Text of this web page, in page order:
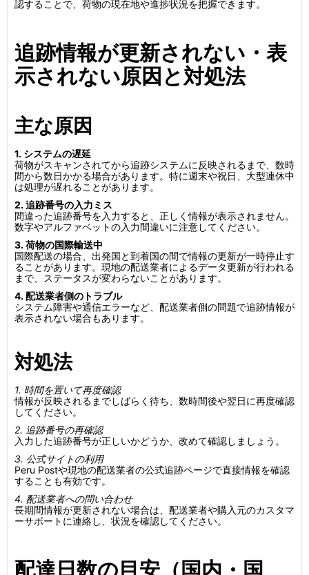
認することで、荷物の現在地や進捗状況を把握できます。
追跡情報が更新されない・表
示されない原因と対処法
主な原因
1. システムの遅延
荷物がスキャンされてから追跡システムに反映されるまで、数時
間から数日かかる場合があります。特に週末や祝日、大型連休中
は処理が遅れることがあります。
2. 追跡番号の入力ミス
間違った追跡番号を入力すると、正しく情報が表示されません。
数字やアルファベットの入力間違いに注意してください。
3. 荷物の国際輸送中
国際配送の場合、出発国と到着国の間で情報の更新が一時停止す
ることがあります。現地の配送業者によるデータ更新が行われる
まで、ステータスが変わらないことがあります。
4. 配送業者側のトラブル
システム障害や通信エラーなど、配送業者側の問題で追跡情報が
表示されない場合もあります。
対処法
1. 時間を置いて再度確認
情報が反映されるまでしばらく待ち、数時間後や翌日に再度確認
してください。
2. 追跡番号の再確認
入力した追跡番号が正しいかどうか、改めて確認しましょう。
3. 公式サイトの利用
Peru Postや現地の配送業者の公式追跡ページで直接情報を確認
することも有効です。
4. 配送業者への問い合わせ
長期間情報が更新されない場合は、配送業者や購入元のカスタマ
ーサポートに連絡し、状況を確認してください。
配達日数の目安（国内・国